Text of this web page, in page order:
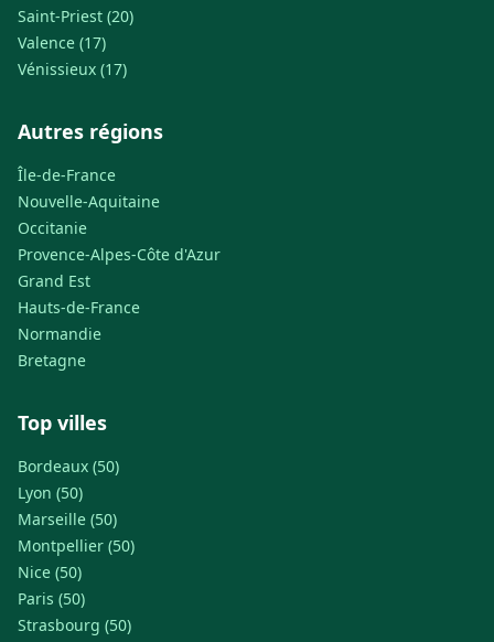
Saint-Priest (20)
Valence (17)
Vénissieux (17)
Autres régions
Île-de-France
Nouvelle-Aquitaine
Occitanie
Provence-Alpes-Côte d'Azur
Grand Est
Hauts-de-France
Normandie
Bretagne
Top villes
Bordeaux (50)
Lyon (50)
Marseille (50)
Montpellier (50)
Nice (50)
Paris (50)
Strasbourg (50)